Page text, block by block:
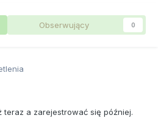
Obserwujący 0
a zarejestrować się później.